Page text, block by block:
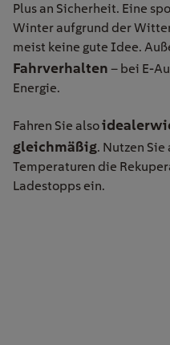
Plus an Sicherheit. Eine
Winter aufgrund der
meist keine gute Idee.
Fahrverhalten – bei E-
Energie.
Fahren Sie also
gleichmäßig. Nutzen
Temperaturen die
Ladestopps ein.